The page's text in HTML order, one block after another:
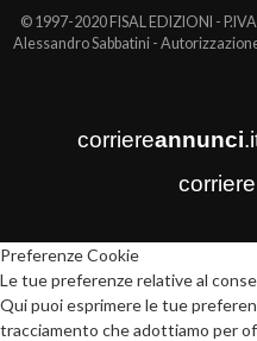
© 1997-2020 FISAL EDIZIONI -
Alessandro Sabbatini -
corriereannunci
corriere
Preferenze Cookie
Le tue preferenze relative al
Qui puoi esprimere le tue
tracciamento che adottiamo per